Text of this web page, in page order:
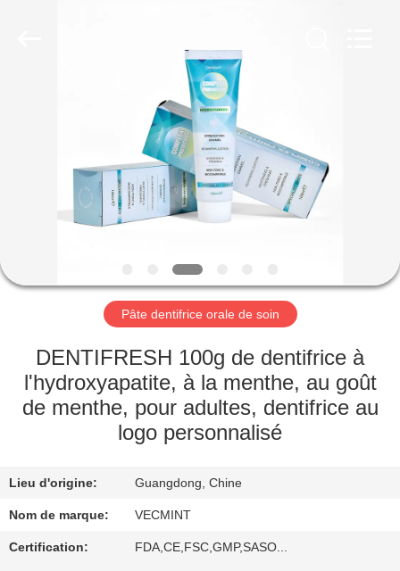
VIDÉOS
AU
SUJET
NOUS
VISITE
CONTRÔLE
DE
QUALITÉ
Pâte dentifrice orale de soin
DENTIFRESH 100g de dentifrice à
l'hydroxyapatite, à la menthe, au goût
de menthe, pour adultes, dentifrice au
logo personnalisé
Lieu d'origine: Guangdong, Chine
Nom de marque: VECMINT
Certification: FDA,CE,FSC,GMP,SASO...